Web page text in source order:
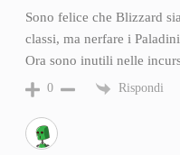
Sono felice che Blizzard
classi, ma nerfare i
Ora sono inutili nelle
0 Rispondi